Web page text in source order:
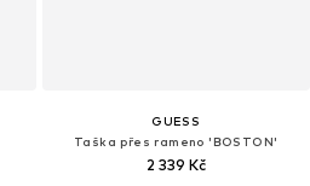
GUESS
Taška přes rameno 'BOSTON'
2 339 Kč